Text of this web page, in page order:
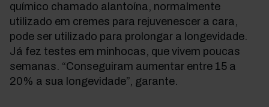
químico chamado alantoína, normalmente
utilizado em cremes para rejuvenescer a cara,
pode ser utilizado para prolongar a longevidade.
Já fez testes em minhocas, que vivem poucas
semanas. “Conseguiram aumentar entre 15 a
20% a sua longevidade”, garante.